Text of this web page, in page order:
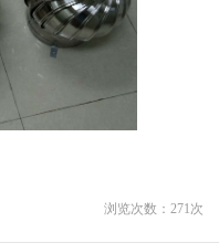
浏览次数： 271 次